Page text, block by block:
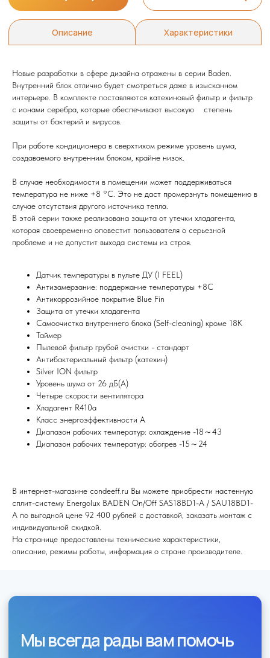
Новые разработки в сфере дизайна отражены в серии Baden.
Внутренний блок отлично будет смотреться даже в изысканном
интерьере. В комплекте поставляются катехиновый фильтр и фильтр
с ионами серебра, которые обеспечивают высокую степень
защиты от бактерий и вирусов.
При работе кондиционера в сверхтихом режиме уровень шума,
создаваемого внутренним блоком, крайне низок.
В случае необходимости в помещении может поддерживаться
температура не ниже +8 °С. Это не даст промерзнуть помещению в
случае отсутствия другого источника тепла.
В этой серии также реализована защита от утечки хладагента,
которая своевременно оповестит пользователя о серьезной
проблеме и не допустит выхода системы из строя.
Датчик температуры в пульте ДУ (I FEEL)
Антизамерзание: поддержание температуры +8С
Антикоррозийное покрытие Blue Fin
Защита от утечки хладагента
Самоочистка внутреннего блока (Self-cleaning) кроме 18К
Таймер
Пылевой фильтр грубой очистки - стандарт
Антибактериальный фильтр (катехин)
Silver ION фильтр
Уровень шума от 26 дБ(А)
Четыре скорости вентилятора
Хладагент R410a
Класс энергоэффективности A
Диапазон рабочих температур: охлаждение -18～43
Диапазон рабочих температур: обогрев -15～24
В интернет-магазине condeeff.ru Вы можете приобрести настенную
сплит-систему Energolux BADEN On/Off SAS18BD1-A / SAU18BD1-
A по выгодной цене 92 400 рублей с доставкой, заказать монтаж с
индивидуальной скидкой.
На странице предоставлены технические характеристики,
описание, режимы работы, информация о стране производителе.
Отправить
Не нашли то, что искали или
затрудняетесь в выборе?
Оставьте заявку, и мы подберем
вам нужный товар
Мы всегда рады вам помочь